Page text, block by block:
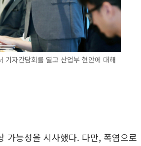
자간담회를 열고 산업부 현안에 대해
가능성을 시사했다. 다만, 폭염으로